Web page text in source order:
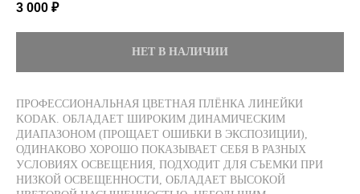
3 000 ₽
НЕТ В НАЛИЧИИ
ПРОФЕССИОНАЛЬНАЯ ЦВЕТНАЯ ПЛЁНКА ЛИНЕЙКИ
KODAK. ОБЛАДАЕТ ШИРОКИМ ДИНАМИЧЕСКИМ
ДИАПАЗОНОМ (ПРОЩАЕТ ОШИБКИ В ЭКСПОЗИЦИИ),
ОДИНАКОВО ХОРОШО ПОКАЗЫВАЕТ СЕБЯ В РАЗНЫХ
УСЛОВИЯХ ОСВЕЩЕНИЯ, ПОДХОДИТ ДЛЯ СЪЕМКИ ПРИ
НИЗКОЙ ОСВЕЩЕННОСТИ, ОБЛАДАЕТ ВЫСОКОЙ